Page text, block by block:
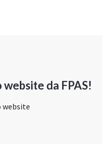
da FPAS!
website